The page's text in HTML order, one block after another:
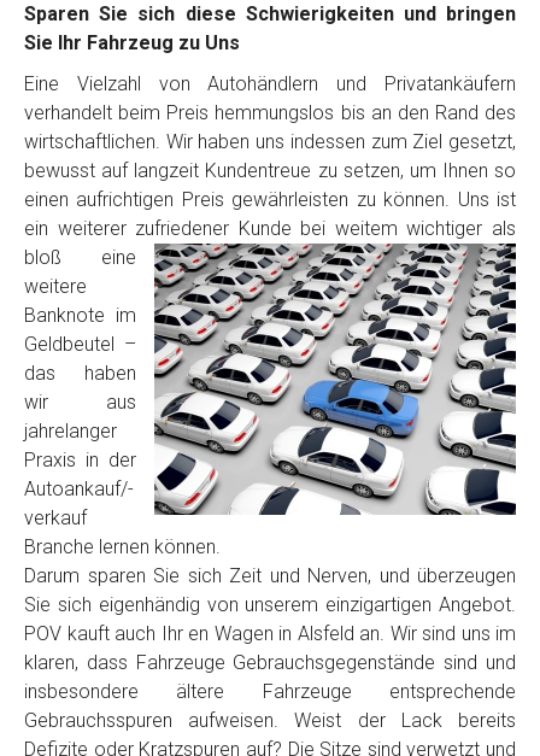
Kontaktformular
Marke*
Model*
Baujahr
Getriebe
Bekannte Schäden
Preisvorstellung
Name*
Sparen Sie sich diese Schwierigkeiten und bringen
Sie Ihr Fahrzeug zu Uns
Eine Vielzahl von Autohändlern und Privatankäufern
verhandelt beim Preis hemmungslos bis an den Rand des
wirtschaftlichen. Wir haben uns indessen zum Ziel gesetzt,
bewusst auf langzeit Kundentreue zu setzen, um Ihnen so
einen aufrichtigen Preis gewährleisten zu können. Uns ist
ein weiterer zufriedener Kunde bei weitem wichtiger als
bloß eine
weitere
Banknote im
Geldbeutel –
das haben
wir aus
jahrelanger
Praxis in der
Autoankauf/-
verkauf
Branche lernen können.
Darum sparen Sie sich Zeit und Nerven, und überzeugen
Sie sich eigenhändig von unserem einzigartigen Angebot.
POV kauft auch Ihr en Wagen in Alsfeld an. Wir sind uns im
klaren, dass Fahrzeuge Gebrauchsgegenstände sind und
insbesondere ältere Fahrzeuge entsprechende
Gebrauchsspuren aufweisen. Weist der Lack bereits
Defizite oder Kratzspuren auf? Die Sitze sind verwetzt und